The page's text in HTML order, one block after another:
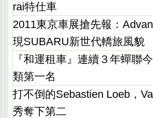
rai特仕車
2011東京車展搶先報：
現SUBARU新世代轎旅風貌
『和運租車』連續３年蟬聯
類第一名
打不倒的Sebastien Loeb，
秀奪下第二